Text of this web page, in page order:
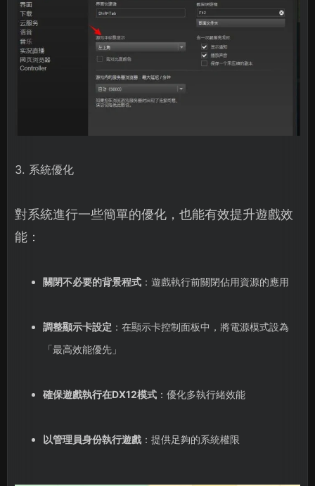
3. 系統優化
對系統進行一些簡單的優化，也能有效提升遊戲效
能：
關閉不必要的背景程式：遊戲執行前關閉佔用資源的應用
調整顯示卡設定 ：在顯示卡控制面板中，將電源模式設為
「最高效能優先」
確保遊戲執行在DX12模式：優化多執行緒效能
以管理員身份執行遊戲：提供足夠的系統權限